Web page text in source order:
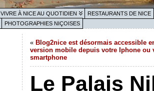
VIVRE À NICE AU QUOTIDIEN
RESTAURANTS DE NICE
PHOTOGRAPHIES NIÇOISES
« Blog2nice est désormais accessible
version mobile depuis votre Iphone ou
smartphone
Le Palais